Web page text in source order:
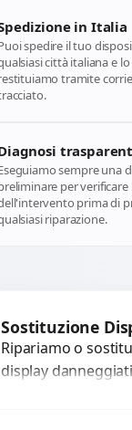
in Italia
spedire il tuo
città italiana e lo
tramite
sempre una
per
prima di
riparazione.
Sostituzione
Ripariamo o
display